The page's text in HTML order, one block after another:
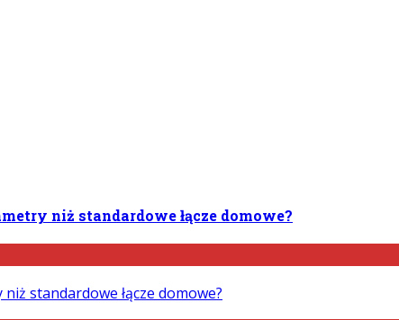
niż standardowe łącze domowe?
standardowe łącze domowe?